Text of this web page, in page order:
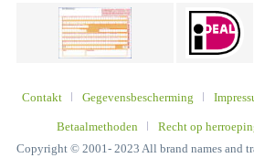
Contakt Gegevensbescherming
Betaalmethoden Recht op
Copyright © 2001- 2023 All brand names and